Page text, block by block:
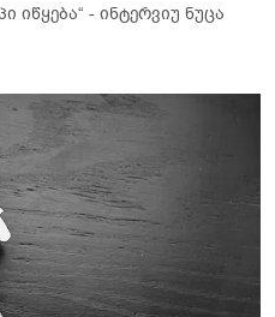
იწყება“ - ინტერვიუ ნუცა